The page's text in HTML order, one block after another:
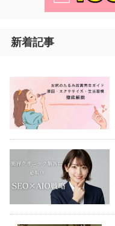
新着記事